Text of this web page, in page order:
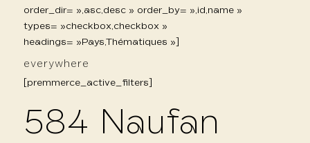
order_dir= »,asc,desc » order_by= »,id,name »
types= »checkbox,checkbox »
headings= »Pays,Thématiques »]
everywhere
[premmerce_active_filters]
584 Naufan